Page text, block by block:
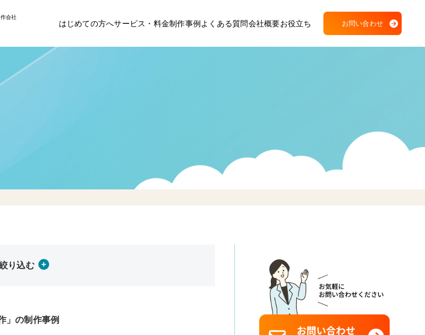
会社
はじめての方へサービス・料金制作事例よくある質問会社概要お役立ち お問い合わせ
り込む
」の制作事例